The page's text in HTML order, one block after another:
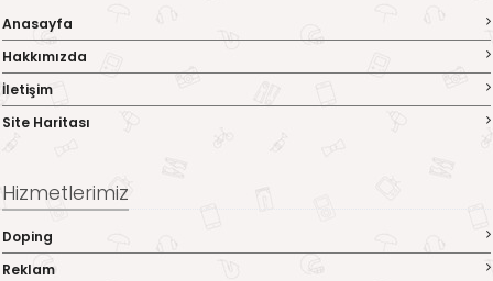
Anasayfa
Hakkımızda
İletişim
Site Haritası
Hizmetlerimiz
Doping
Reklam